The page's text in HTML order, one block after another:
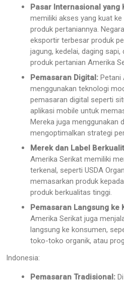
Pasar Internasional yang
memiliki akses yang kuat
produk pertaniannya.
eksportir terbesar produk
jagung, kedelai, daging
produk pertanian Amerika
Pemasaran Digital: Petani
menggunakan teknologi
pemasaran digital seperti
aplikasi mobile untuk
Mereka juga menggunakan
mengoptimalkan strategi
Merek dan Label
Amerika Serikat memiliki
terkenal, seperti USDA
memasarkan produk
produk berkualitas tinggi.
Pemasaran Langsung ke
Amerika Serikat juga
langsung ke konsumen,
toko-toko organik, atau
Indonesia:
Pemasaran Tradisional: